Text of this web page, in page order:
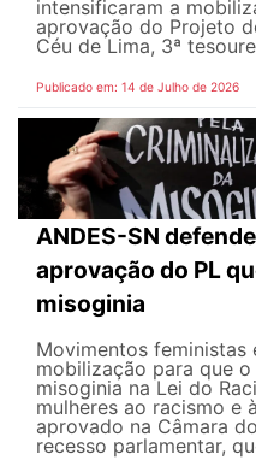
intensificaram a
aprovação do Projeto
Céu de Lima, 3ª
Publicado em: 14 de Julho de 2026
ANDES-SN
aprovação do PL
misoginia
Movimentos feministas
mobilização para que
misoginia na Lei do
mulheres ao racismo e
aprovado na Câmara
recesso parlamentar,